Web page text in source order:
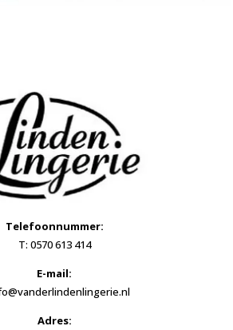
Telefoonnummer:
T: 0570 613 414
E-mail:
Adres: